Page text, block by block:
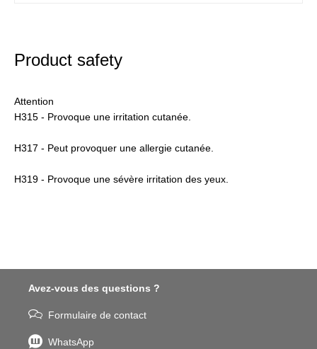
Product safety
Attention
H315 - Provoque une irritation cutanée.
H317 - Peut provoquer une allergie cutanée.
H319 - Provoque une sévère irritation des yeux.
Avez-vous des questions ?
Formulaire de contact
WhatsApp